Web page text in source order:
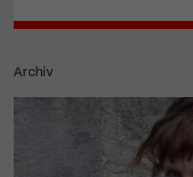
Archiv